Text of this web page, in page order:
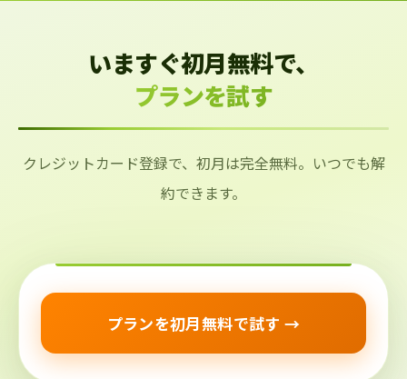
いますぐ初月無料で、
プランを試す
クレジットカード登録で、初月は完全無料。いつでも解
約できます。
プランを初月無料で試す →